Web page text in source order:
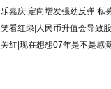
乐嘉庆 定向增发强劲反弹 私
笑看红绿 人民币升值会导致
关红 现在想想07年是不是感